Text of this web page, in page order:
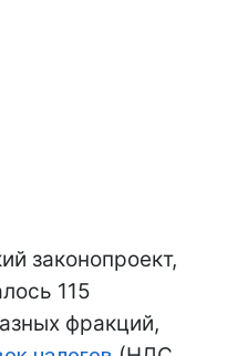
законопроект,
115
фракций,